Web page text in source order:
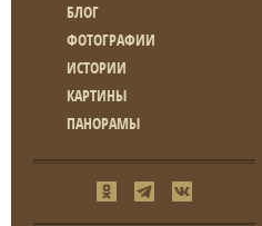
БЛОГ
ФОТОГРАФИИ
ИСТОРИИ
КАРТИНЫ
ПАНОРАМЫ